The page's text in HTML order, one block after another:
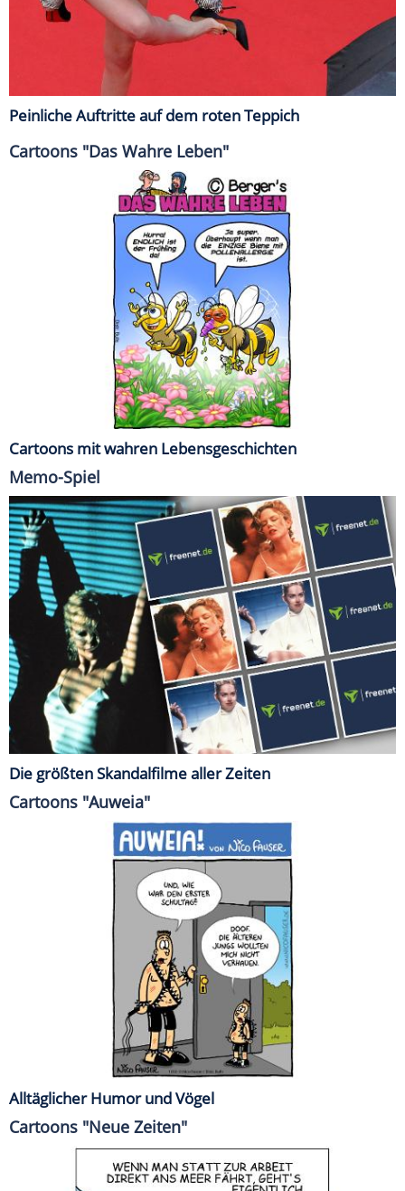
Peinliche Auftritte auf dem roten Teppich
Cartoons "Das Wahre Leben"
Cartoons mit wahren Lebensgeschichten
Memo-Spiel
Die größten Skandalfilme aller Zeiten
Cartoons "Auweia"
Alltäglicher Humor und Vögel
Cartoons "Neue Zeiten"